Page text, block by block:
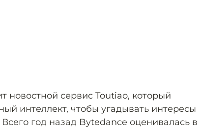
новостной сервис Toutiao, который
интеллект, чтобы угадывать интересы
год назад Bytedance оценивалась в